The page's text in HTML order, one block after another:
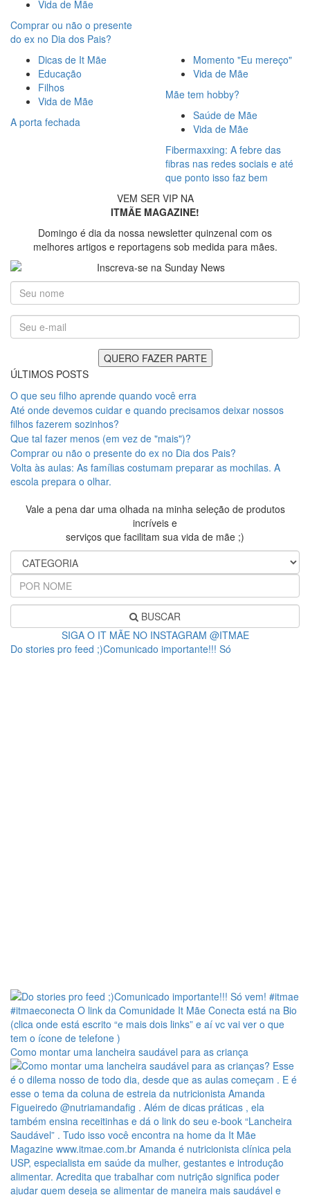
Vida de Mãe
Comprar ou não o presente
do ex no Dia dos Pais?
Dicas de It Mãe
Educação
Filhos
Vida de Mãe
A porta fechada
Momento "Eu mereço"
Vida de Mãe
Mãe tem hobby?
Saúde de Mãe
Vida de Mãe
Fibermaxxing: A febre das
fibras nas redes sociais e até
que ponto isso faz bem
VEM SER VIP NA
ITMÃE MAGAZINE!
Domingo é dia da nossa newsletter quinzenal com os
melhores artigos e reportagens sob medida para mães.
ÚLTIMOS POSTS
O que seu filho aprende quando você erra
Até onde devemos cuidar e quando precisamos deixar nossos
filhos fazerem sozinhos?
Que tal fazer menos (em vez de "mais")?
Comprar ou não o presente do ex no Dia dos Pais?
Volta às aulas: As famílias costumam preparar as mochilas. A
escola prepara o olhar.
Vale a pena dar uma olhada na minha seleção de produtos
incríveis e
serviços que facilitam sua vida de mãe ;)
BUSCAR
SIGA O IT MÃE NO INSTAGRAM @ITMAE
Do stories pro feed ;)Comunicado importante!!! Só
Como montar uma lancheira saudável para as criança